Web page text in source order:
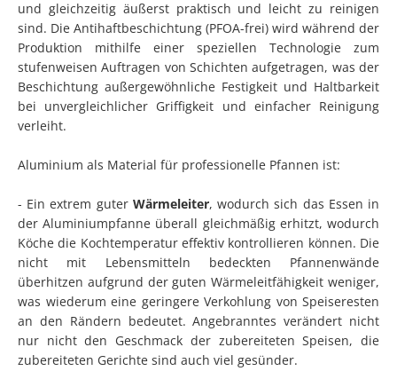
und gleichzeitig äußerst praktisch und leicht zu reinigen
sind. Die Antihaftbeschichtung (PFOA-frei) wird während der
Produktion mithilfe einer speziellen Technologie zum
stufenweisen Auftragen von Schichten aufgetragen, was der
Beschichtung außergewöhnliche Festigkeit und Haltbarkeit
bei unvergleichlicher Griffigkeit und einfacher Reinigung
verleiht.
Aluminium als Material für professionelle Pfannen ist:
- Ein extrem guter Wärmeleiter, wodurch sich das Essen in
der Aluminiumpfanne überall gleichmäßig erhitzt, wodurch
Köche die Kochtemperatur effektiv kontrollieren können. Die
nicht mit Lebensmitteln bedeckten Pfannenwände
überhitzen aufgrund der guten Wärmeleitfähigkeit weniger,
was wiederum eine geringere Verkohlung von Speiseresten
an den Rändern bedeutet. Angebranntes verändert nicht
nur nicht den Geschmack der zubereiteten Speisen, die
zubereiteten Gerichte sind auch viel gesünder.